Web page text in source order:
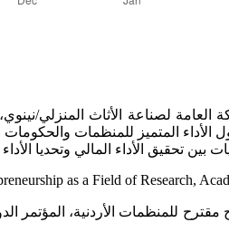
بين تحقيق الأداء المالي وتحديا الأداء البيئي،
as a Field of Research,
للمنظمات الأردنية، ‏المؤتمر